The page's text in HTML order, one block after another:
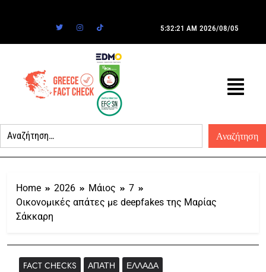
5:32:21 AM 2026/08/05
Home 2026 Μάιος
7
Οικονομικές απάτες με deepfakes της Μαρίας
Σάκκαρη
FACT CHECKS ΑΠΆΤΗ
ΕΛΛΆΔΑ